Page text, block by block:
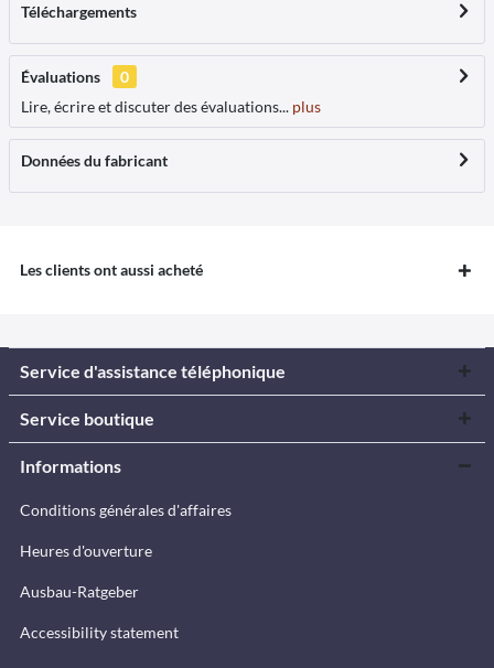
Téléchargements
Évaluations
0
Lire, écrire et discuter des évaluations... plus
Données du fabricant
Les clients ont aussi acheté
Service d'assistance téléphonique
Service boutique
Informations
Conditions générales d'affaires
Heures d'ouverture
Ausbau-Ratgeber
Accessibility statement